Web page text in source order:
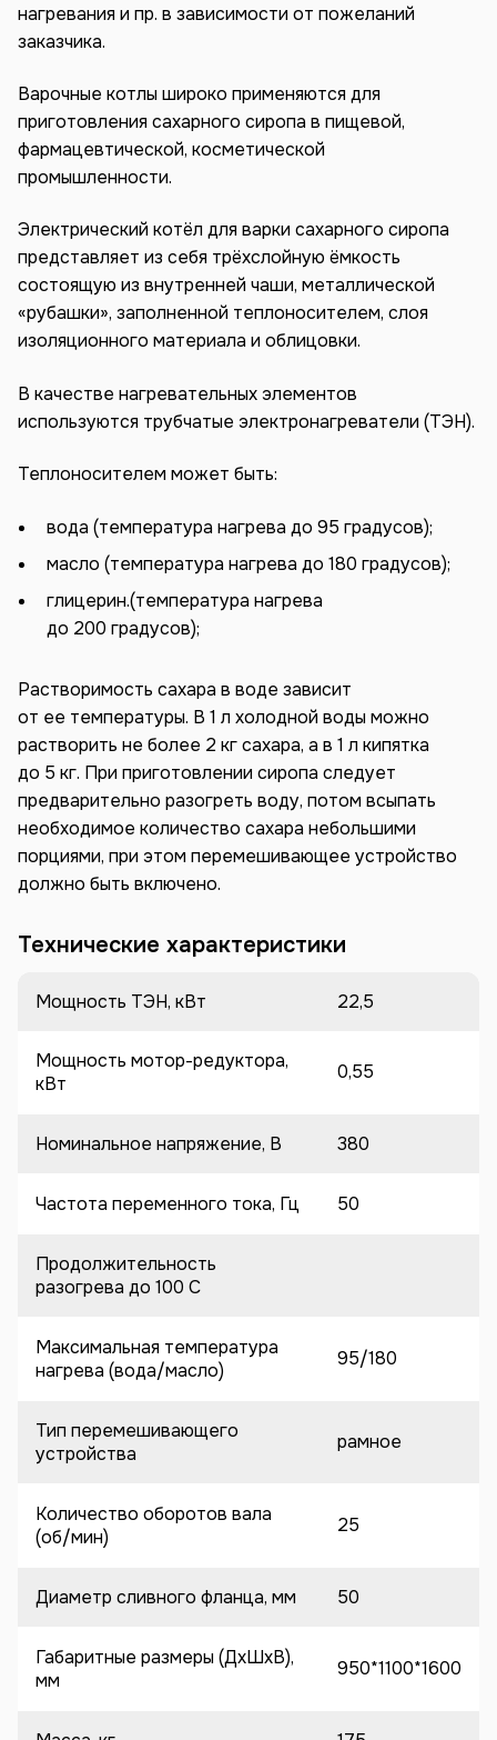
нагревания и пр. в зависимости от пожеланий
заказчика.
Варочные котлы широко применяются для
приготовления сахарного сиропа в пищевой,
фармацевтической, косметической
промышленности.
Электрический котёл для варки сахарного сиропа
представляет из себя трёхслойную ёмкость
состоящую из внутренней чаши, металлической
«рубашки», заполненной теплоносителем, слоя
изоляционного материала и облицовки.
В качестве нагревательных элементов
используются трубчатые электронагреватели (ТЭН).
Теплоносителем может быть:
вода (температура нагрева до 95 градусов);
масло (температура нагрева до 180 градусов);
глицерин.(температура нагрева
до 200 градусов);
Растворимость сахара в воде зависит
от ее температуры. В 1 л холодной воды можно
растворить не более 2 кг сахара, а в 1 л кипятка
до 5 кг. При приготовлении сиропа следует
предварительно разогреть воду, потом всыпать
необходимое количество сахара небольшими
порциями, при этом перемешивающее устройство
должно быть включено.
Технические характеристики
Мощность ТЭН, кВт 22,5
Мощность мотор-редуктора,
кВт
0,55
Номинальное напряжение, В 380
Частота переменного тока, Гц 50
Продолжительность
разогрева до 100 C
Максимальная температура
нагрева (вода/масло)
95/180
Тип перемешивающего
устройства
рамное
Количество оборотов вала
(об/мин)
25
Диаметр сливного фланца, мм 50
Габаритные размеры (ДхШхВ),
мм
950*1100*1600